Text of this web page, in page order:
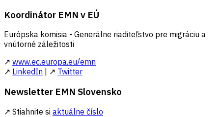
Koordinátor EMN v EÚ
Európska komisia - Generálne riaditeľstvo pre migráciu a
vnútorné záležitosti
↗ www.ec.europa.eu/emn
↗ LinkedIn | ↗ Twitter
Newsletter EMN Slovensko
↗ Stiahnite si aktuálne číslo